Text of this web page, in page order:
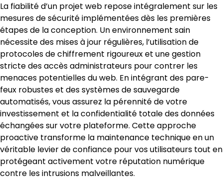
La fiabilité d’un projet web repose intégralement sur les
mesures de sécurité implémentées dès les premières
étapes de la conception. Un environnement sain
nécessite des mises à jour régulières, l’utilisation de
protocoles de chiffrement rigoureux et une gestion
stricte des accès administrateurs pour contrer les
menaces potentielles du web. En intégrant des pare-
feux robustes et des systèmes de sauvegarde
automatisés, vous assurez la pérennité de votre
investissement et la confidentialité totale des données
échangées sur votre plateforme. Cette approche
proactive transforme la maintenance technique en un
véritable levier de confiance pour vos utilisateurs tout en
protégeant activement votre réputation numérique
contre les intrusions malveillantes.